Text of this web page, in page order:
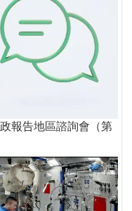
報告地區諮詢會（第